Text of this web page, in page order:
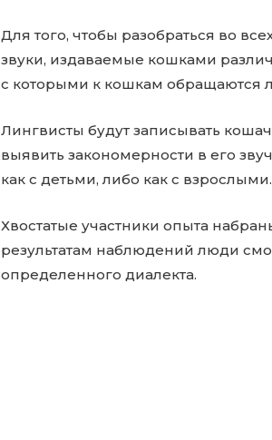
Для того, чтобы разобраться во
звуки, издаваемые кошками
с которыми к кошкам обращаются
Лингвисты будут записывать
выявить закономерности в его
как с детьми, либо как с взрослыми.
Хвостатые участники опыта
результатам наблюдений люди
определенного диалекта.